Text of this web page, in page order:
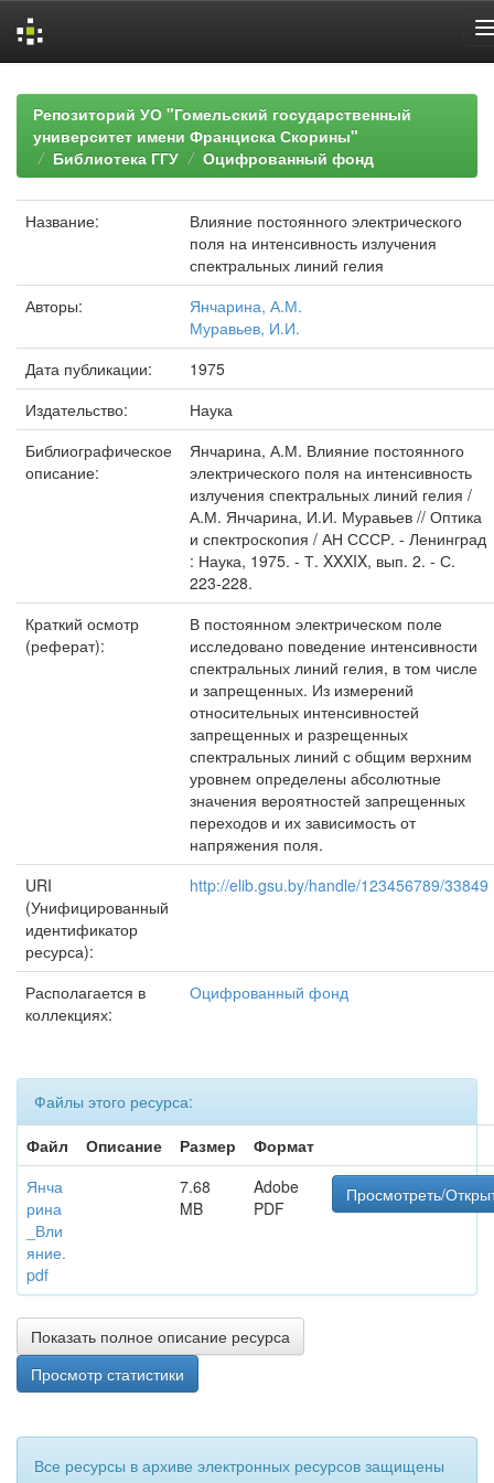
navigationРепозиторий УО "Гомельский государственный
университет имени Франциска Скорины"
Библиотека ГГУ
Оцифрованный фонд
Название:
Влияние постоянного электрического
поля на интенсивность излучения
спектральных линий гелия
Авторы:
Янчарина, А.М.
Муравьев, И.И.
Дата публикации:
1975
Издательство:
Наука
Библиографическое
описание:
Янчарина, А.М. Влияние постоянного
электрического поля на интенсивность
излучения спектральных линий гелия /
А.М. Янчарина, И.И. Муравьев // Оптика
и спектроскопия / АН СССР. - Ленинград
: Наука, 1975. - Т. XXXIX, вып. 2. - С.
223-228.
Краткий осмотр
(реферат):
В постоянном электрическом поле
исследовано поведение интенсивности
спектральных линий гелия, в том числе
и запрещенных. Из измерений
относительных интенсивностей
запрещенных и разрещенных
спектральных линий с общим верхним
уровнем определены абсолютные
значения вероятностей запрещенных
переходов и их зависимость от
напряжения поля.
URI
(Унифицированный
идентификатор
ресурса):
http://elib.gsu.by/handle/123456789/33849
Располагается в
коллекциях:
Оцифрованный фонд
Файлы этого ресурса:
Файл
Описание Размер
Формат
Янча
рина
_Вли
яние.
pdf
7.68
MB
Adobe
PDF
Просмотреть/
Показать полное описание ресурса
Просмотр статистики
Все ресурсы в архиве электронных ресурсов защищены